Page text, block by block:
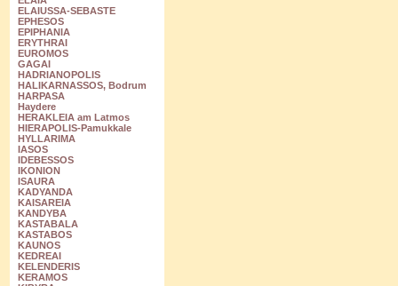
ELAIUSSA-SEBASTE
EPHESOS
EPIPHANIA
ERYTHRAI
EUROMOS
GAGAI
HADRIANOPOLIS
HALIKARNASSOS, Bodrum
HARPASA
Haydere
HERAKLEIA am Latmos
HIERAPOLIS-Pamukkale
HYLLARIMA
IASOS
IDEBESSOS
IKONION
ISAURA
KADYANDA
KAISAREIA
KANDYBA
KASTABALA
KASTABOS
KAUNOS
KEDREAI
KELENDERIS
KERAMOS